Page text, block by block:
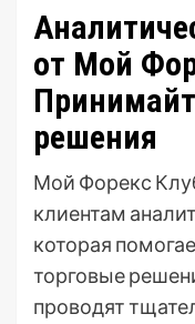
от Мой
решения
Мой Форекс
клиентам
которая
торговые
проводят